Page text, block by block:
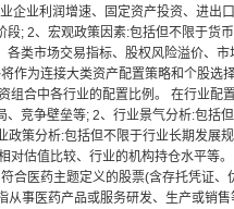
企业利润增速、固定资产投资、进出
; 2、宏观政策因素:包括但不限于货
类市场交易指标、股权风险溢价、
作为连接大类资产配置策略和个股选
组合中各行业的配置比例。 在行业配
竞争壁垒等; 2、行业景气分析:包括
策分析:包括但不限于行业长期发展
估值比较、行业的机构持仓水平等
合医药主题定义的股票(含存托凭证
事医药产品或服务研发、生产或销